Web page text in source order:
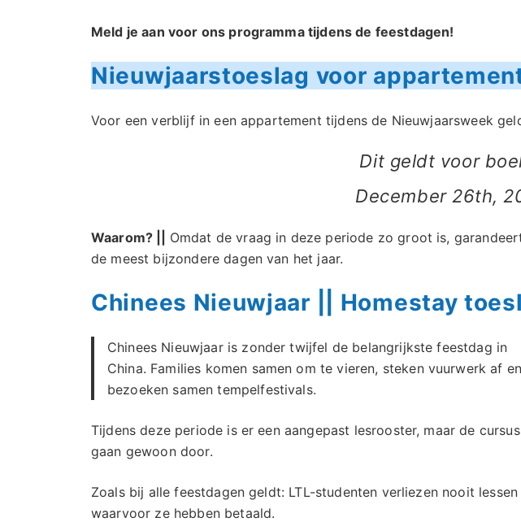
Meld je aan voor ons programma tijdens de feestdagen!
Nieuwjaarstoeslag voor
Voor een verblijf in een appartement tijdens de Nieuwjaarsweek
Dit geldt voor
December 26th,
Waarom? || Omdat de vraag in deze periode zo groot is,
de meest bijzondere dagen van het jaar.
Chinees Nieuwjaar || Homestay
Chinees Nieuwjaar is zonder twijfel de belangrijkste feestdag in
China. Families komen samen om te vieren, steken vuurwerk af en
bezoeken samen tempelfestivals.
Tijdens deze periode is er een aangepast lesrooster, maar de
gaan gewoon door.
Zoals bij alle feestdagen geldt: LTL-studenten verliezen nooit lessen
waarvoor ze hebben betaald.